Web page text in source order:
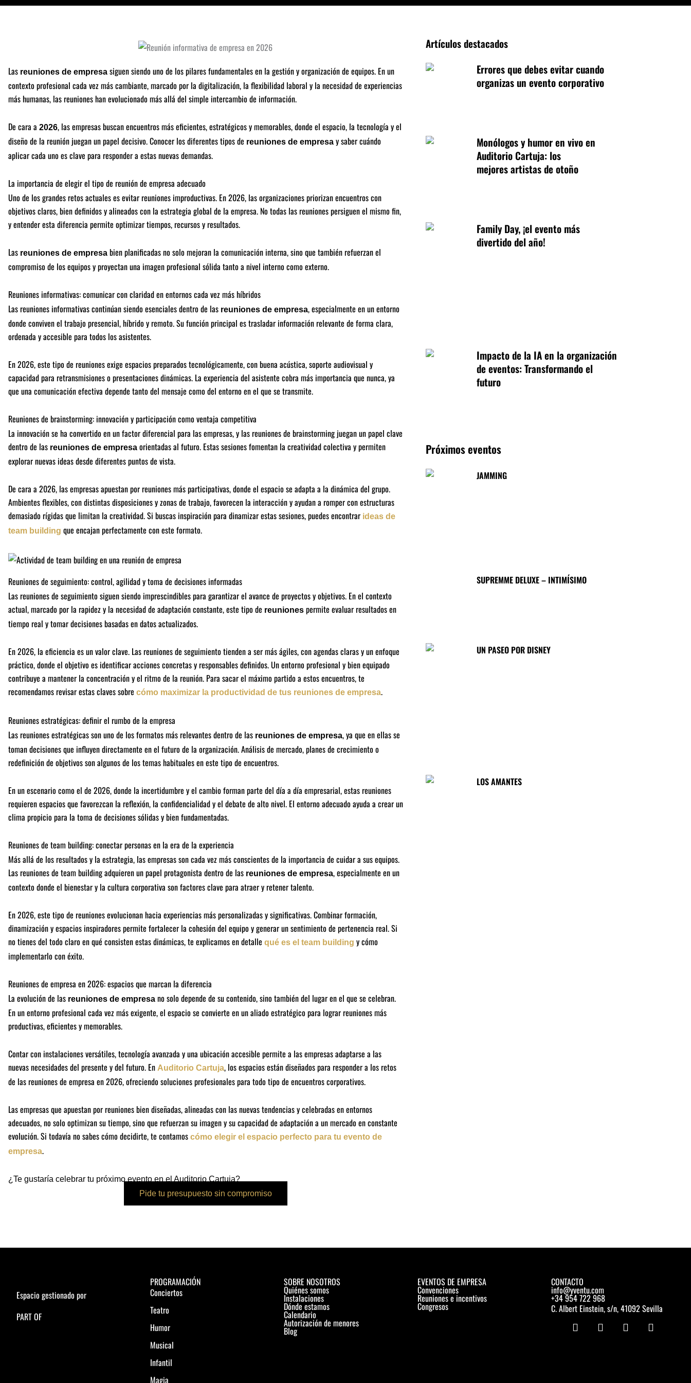
Las reuniones de empresasiguen siendo uno de los pilares fundamentales en la gestión y organización de equipos. En un
contexto profesional cada vez más cambiante, marcado por la digitalización, la flexibilidad laboral y la necesidad de experiencias
más humanas, las reuniones han evolucionado más allá del simple intercambio de información.
De cara a 2026, las empresas buscan encuentros más eficientes, estratégicos y memorables, donde el espacio, la tecnología y el
diseño de la reunión juegan un papel decisivo. Conocer los diferentes tipos de reuniones de empresay saber cuándo
aplicar cada uno es clave para responder a estas nuevas demandas.
La importancia de elegir el tipo de reunión de empresa adecuado
Uno de los grandes retos actuales es evitar reuniones improductivas. En 2026, las organizaciones priorizan encuentros con
objetivos claros, bien definidos y alineados con la estrategia global de la empresa. No todas las reuniones persiguen el mismo fin,
y entender esta diferencia permite optimizar tiempos, recursos y resultados.
Las reuniones de empresabien planificadas no solo mejoran la comunicación interna, sino que también refuerzan el
compromiso de los equipos y proyectan una imagen profesional sólida tanto a nivel interno como externo.
Reuniones informativas: comunicar con claridad en entornos cada vez más híbridos
Las reuniones informativas continúan siendo esenciales dentro de las reuniones de empresa, especialmente en un entorno
donde conviven el trabajo presencial, híbrido y remoto. Su función principal es trasladar información relevante de forma clara,
ordenada y accesible para todos los asistentes.
En 2026, este tipo de reuniones exige espacios preparados tecnológicamente, con buena acústica, soporte audiovisual y
capacidad para retransmisiones o presentaciones dinámicas. La experiencia del asistente cobra más importancia que nunca, ya
que una comunicación efectiva depende tanto del mensaje como del entorno en el que se transmite.
Reuniones de brainstorming: innovación y participación como ventaja competitiva
La innovación se ha convertido en un factor diferencial para las empresas, y las reuniones de brainstorming juegan un papel clave
dentro de las reuniones de empresaorientadas al futuro. Estas sesiones fomentan la creatividad colectiva y permiten
explorar nuevas ideas desde diferentes puntos de vista.
De cara a 2026, las empresas apuestan por reuniones más participativas, donde el espacio se adapta a la dinámica del grupo.
Ambientes flexibles, con distintas disposiciones y zonas de trabajo, favorecen la interacción y ayudan a romper con estructuras
demasiado rígidas que limitan la creatividad. Si buscas inspiración para dinamizar estas sesiones, puedes encontrar ideas de
team building que encajan perfectamente con este formato.
Reuniones de seguimiento: control, agilidad y toma de decisiones informadas
Las reuniones de seguimiento siguen siendo imprescindibles para garantizar el avance de proyectos y objetivos. En el contexto
actual, marcado por la rapidez y la necesidad de adaptación constante, este tipo de reuniones permite evaluar resultados en
tiempo real y tomar decisiones basadas en datos actualizados.
En 2026, la eficiencia es un valor clave. Las reuniones de seguimiento tienden a ser más ágiles, con agendas claras y un enfoque
práctico, donde el objetivo es identificar acciones concretas y responsables definidos. Un entorno profesional y bien equipado
contribuye a mantener la concentración y el ritmo de la reunión. Para sacar el máximo partido a estos encuentros, te
recomendamos revisar estas claves sobre cómo maximizar la productividad de tus reuniones de empresa.
Reuniones estratégicas: definir el rumbo de la empresa
Las reuniones estratégicas son uno de los formatos más relevantes dentro de las reuniones de empresa, ya que en ellas se
toman decisiones que influyen directamente en el futuro de la organización. Análisis de mercado, planes de crecimiento o
redefinición de objetivos son algunos de los temas habituales en este tipo de encuentros.
En un escenario como el de 2026, donde la incertidumbre y el cambio forman parte del día a día empresarial, estas reuniones
requieren espacios que favorezcan la reflexión, la confidencialidad y el debate de alto nivel. El entorno adecuado ayuda a crear un
clima propicio para la toma de decisiones sólidas y bien fundamentadas.
Reuniones de team building: conectar personas en la era de la experiencia
Más allá de los resultados y la estrategia, las empresas son cada vez más conscientes de la importancia de cuidar a sus equipos.
Las reuniones de team building adquieren un papel protagonista dentro de las reuniones de empresa, especialmente en un
contexto donde el bienestar y la cultura corporativa son factores clave para atraer y retener talento.
En 2026, este tipo de reuniones evolucionan hacia experiencias más personalizadas y significativas. Combinar formación,
dinamización y espacios inspiradores permite fortalecer la cohesión del equipo y generar un sentimiento de pertenencia real. Si
no tienes del todo claro en qué consisten estas dinámicas, te explicamos en detalle qué es el team building y cómo
implementarlo con éxito.
Reuniones de empresa en 2026: espacios que marcan la diferencia
La evolución de las reuniones de empresano solo depende de su contenido, sino también del lugar en el que se celebran.
En un entorno profesional cada vez más exigente, el espacio se convierte en un aliado estratégico para lograr reuniones más
productivas, eficientes y memorables.
Contar con instalaciones versátiles, tecnología avanzada y una ubicación accesible permite a las empresas adaptarse a las
nuevas necesidades del presente y del futuro. En Auditorio Cartuja, los espacios están diseñados para responder a los retos
de las reuniones de empresa en 2026, ofreciendo soluciones profesionales para todo tipo de encuentros corporativos.
Las empresas que apuestan por reuniones bien diseñadas, alineadas con las nuevas tendencias y celebradas en entornos
adecuados, no solo optimizan su tiempo, sino que refuerzan su imagen y su capacidad de adaptación a un mercado en constante
evolución. Si todavía no sabes cómo decidirte, te contamos cómo elegir el espacio perfecto para tu evento de
empresa.
¿Te gustaría celebrar tu próximo evento en el Auditorio Cartuja?
Pide tu presupuesto sin compromiso
Artículos destacados
Errores que debes evitar cuando
organizas un evento corporativo
Monólogos y humor en vivo en
Auditorio Cartuja: los
mejores artistas de otoño
Family Day, ¡el evento más
divertido del año!
Impacto de la IA en la organización
de eventos: Transformando el
futuro
Próximos eventos
JAMMING
SUPREMME DELUXE – INTIMÍSIMO
UN PASEO POR DISNEY
LOS AMANTES
Espacio gestionado por
PART OF
PROGRAMACIÓN
Conciertos
Teatro
Humor
Musical
Infantil
Magia
SOBRE NOSOTROS
Quiénes somos
Instalaciones
Dónde estamos
Calendario
Autorización de menores
Blog
EVENTOS DE EMPRESA
Convenciones
Reuniones e incentivos
Congresos
CONTACTO
info@yventu.com
+34 954 722 968
C. Albert Einstein, s/n, 41092 Sevilla
I
n
F
a
Y
o
L
i